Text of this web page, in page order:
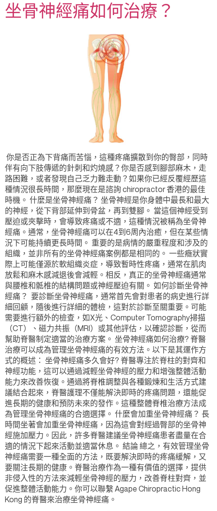
坐骨神經痛如何治療？
你是否正為下背痛而苦惱，這種疼痛擴散到你的臀部，同時
伴有向下肢傳遞的針刺和灼燒感？你是否感到腳部麻木，走
路困難，或者發現自己乏力難走動？如果你已經反覆經歷這
種情況很長時間，那麼現在是諮詢 chiropractor 香港的最佳
時機。 什麼是坐骨神經痛？ 坐骨神經是你身體中最長和最大
的神經，從下背部延伸到骨盆，再到雙腳。 當這個神經受到
壓迫或夾擊時，會導致疼痛或不適，這種情況被稱為坐骨神
經痛。通常，坐骨神經痛可以在4到6周內治癒，但在某些情
況下可能持續更長時間。 重要的是病情的嚴重程度和涉及的
組織，並非所有的坐骨神經痛案例都是相同的。 一些癥狀實
際上可能僅源於軟組織炎症，導致暫時性疼痛，通常在肌肉
放鬆和麻木感減退後會減輕。相反，真正的坐骨神經痛通常
與腰椎和骶椎的結構問題或神經壓迫有關。 如何診斷坐骨神
經痛？ 要診斷坐骨神經痛，通常首先會對患者的病史進行詳
細回顧，隨後進行詳細的體檢，這對於診斷至關重要。可能
需要進行額外的檢查，如X光、Computer Tomography掃描
（CT）、磁力共振（MRI）或其他評估，以確認診斷，從而
幫助脊醫制定適當的治療方案。 坐骨神經痛如何治療? 脊醫
治療可以成為管理坐骨神經痛的有效方法。以下是其運作方
式的概述： 坐骨神經痛多久會好? 脊醫專注於脊柱的對齊和
神經功能，這可以通過減輕坐骨神經的壓力和增強整體活動
能力來改善恢復。通過將脊椎調整與各種鍛煉和生活方式建
議結合起來，脊醫護理不僅能解決即時的疼痛問題，還能促
進長期的健康和預防未來的發作。這種整體脊椎治療方法成
為管理坐骨神經痛的合適選擇。 什麼會加重坐骨神經痛？ 長
時間坐著會加重坐骨神經痛，因為這會對經過臀部的坐骨神
經施加壓力。因此，許多脊醫建議坐骨神經痛患者盡量在合
適的情況下起來活動並適當休息。 結論 總之，有效管理坐骨
神經痛需要一種全面的方法，既要解決即時的疼痛緩解，又
要關注長期的健康。脊醫治療作為一種有價值的選擇，提供
非侵入性的方法來減輕坐骨神經的壓力，改善脊柱對齊，並
促進整體活動能力。你可以聯繫 Agape Chiropractic Hong
Kong 的脊醫來治療坐骨神經痛。